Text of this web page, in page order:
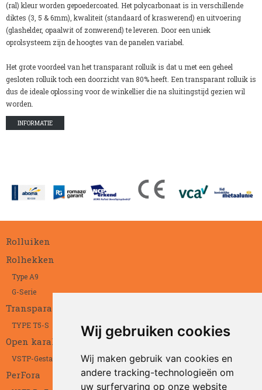
Wij gebruiken cookies
Wij maken gebruik van cookies en
andere tracking-technologieën om
uw surfervaring op onze website
(ral) kleur worden gepoedercoated. Het polycarbonaat is in verschillende
diktes (3, 5 & 6mm), kwaliteit (standaard of kraswerend) en uitvoering
(glashelder, opaalwit of zonwerend) te leveren. Door een uniek
oprolsysteem zijn de hoogtes van de panelen variabel.
Het grote voordeel van het transparant rolluik is dat u met een geheel
gesloten rolluik toch een doorzicht van 80% heeft. Een transparant rolluik is
dus de ideale oplossing voor de winkellier die na sluitingstijd gezien wil
worden.
INFORMATIE
Rolluiken
Rolhekken
Type A9
G-Serie
Transparant
TYPE T5-S
Open karakter
VSTP-Gestanst
PerFora